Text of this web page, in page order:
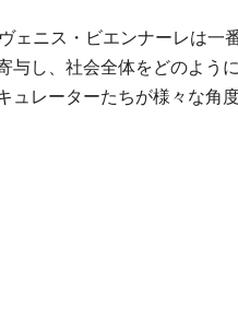
ニス・ビエンナーレは一
し、社会全体をどのよう
レーターたちが様々な角